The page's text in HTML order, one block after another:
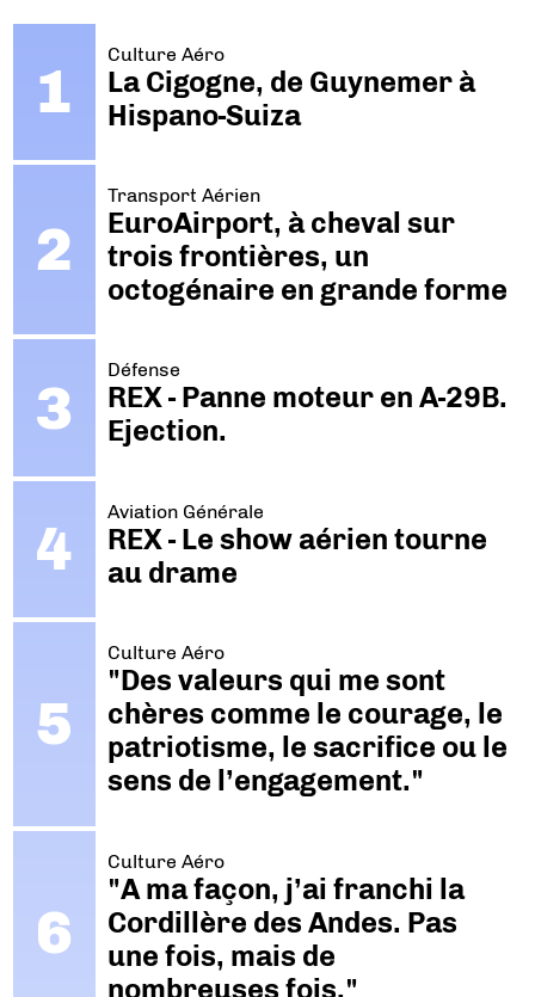
Culture Aéro
La Cigogne, de Guynemer à
Hispano-Suiza
Transport Aérien
EuroAirport, à cheval sur
trois frontières, un
octogénaire en grande forme
Défense
REX - Panne moteur en A-29B.
Ejection.
Aviation Générale
REX - Le show aérien tourne
au drame
Culture Aéro
"Des valeurs qui me sont
chères comme le courage, le
patriotisme, le sacrifice ou le
sens de l’engagement."
Culture Aéro
"A ma façon, j’ai franchi la
Cordillère des Andes. Pas
une fois, mais de
nombreuses fois."